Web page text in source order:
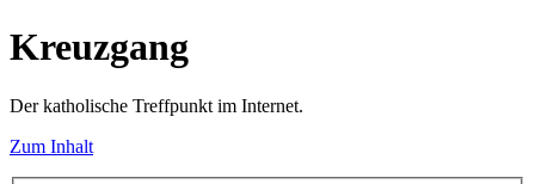
Kreuzgang
Der katholische Treffpunkt im Internet.
Zum Inhalt